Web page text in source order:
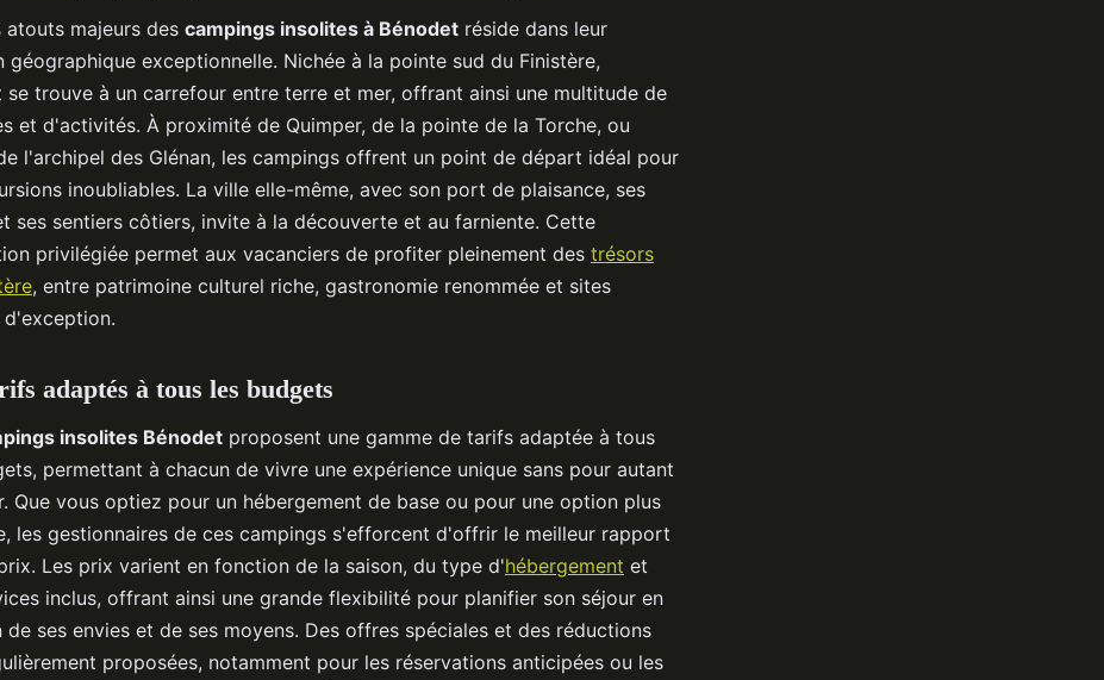
atouts majeurs des campings insolites à Bénodet réside dans leur
géographique exceptionnelle. Nichée à la pointe sud du Finistère,
se trouve à un carrefour entre terre et mer, offrant ainsi une multitude de
et d'activités. À proximité de Quimper, de la pointe de la Torche, ou
l'archipel des Glénan, les campings offrent un point de départ idéal pour
inoubliables. La ville elle-même, avec son port de plaisance, ses
ses sentiers côtiers, invite à la découverte et au farniente. Cette
privilégiée permet aux vacanciers de profiter pleinement des trésors
, entre patrimoine culturel riche, gastronomie renommée et sites
d'exception.
adaptés à tous les budgets
insolites Bénodet proposent une gamme de tarifs adaptée à tous
permettant à chacun de vivre une expérience unique sans pour autant
Que vous optiez pour un hébergement de base ou pour une option plus
les gestionnaires de ces campings s'efforcent d'offrir le meilleur rapport
Les prix varient en fonction de la saison, du type d'hébergement et
inclus, offrant ainsi une grande flexibilité pour planifier son séjour en
ses envies et de ses moyens. Des offres spéciales et des réductions
proposées, notamment pour les réservations anticipées ou les